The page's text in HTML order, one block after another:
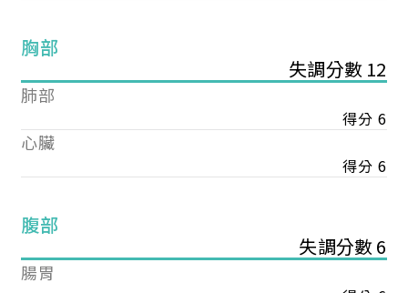
胸部
失調分數 12
肺部
得分 6
心臟
得分 6
腹部
失調分數 6
腸胃